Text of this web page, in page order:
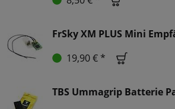
FrSky XM PLUS Mini
19,90 € *
TBS Ummagrip Batterie